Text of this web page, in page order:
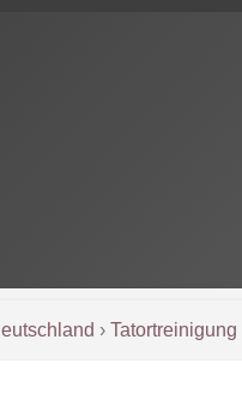
› Tatortreinigung